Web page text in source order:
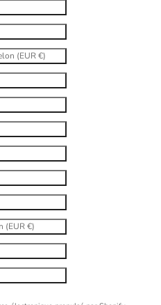
(EUR €)
(EUR €)